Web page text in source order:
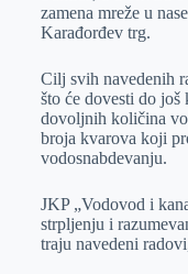
zamena mreže u
Karađorđev trg.
Cilj svih navedenih
što će dovesti do
dovoljnih količina
broja kvarova koji
vodosnabdevanju.
JKP „Vodovod i
strpljenju i
traju navedeni